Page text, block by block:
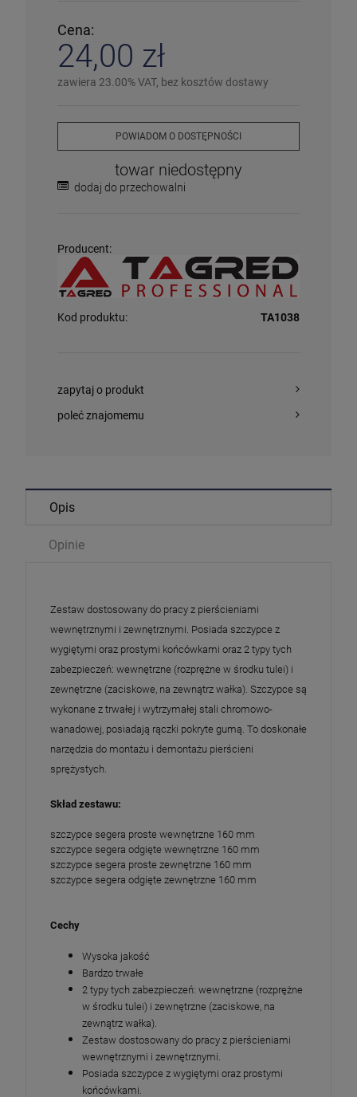
Wyprzedany
Na zamówienie – w ciągu 2-5 dni
Wycofany – produkt wycofany z oferty
Więcej informacji na temat statusów dostępności
Cena:
24,00 zł
zawiera 23.00% VAT, bez kosztów dostawy
POWIADOM O DOSTĘPNOŚCI
towar niedostępny
dodaj do przechowalni
Producent:
Kod produktu: TA1038
zapytaj o produkt
poleć znajomemu
Opis
Opinie
Zestaw dostosowany do pracy z pierścieniami
wewnętrznymi i zewnętrznymi. Posiada szczypce z
wygiętymi oraz prostymi końcówkami oraz 2 typy tych
zabezpieczeń: wewnętrzne (rozprężne w środku tulei) i
zewnętrzne (zaciskowe, na zewnątrz wałka). Szczypce są
wykonane z trwałej i wytrzymałej stali chromowo-
wanadowej, posiadają rączki pokryte gumą. To doskonałe
narzędzia do montażu i demontażu pierścieni
sprężystych.
Skład zestawu:
szczypce segera proste wewnętrzne 160 mm
szczypce segera odgięte wewnętrzne 160 mm
szczypce segera proste zewnętrzne 160 mm
szczypce segera odgięte zewnętrzne 160 mm
Cechy
Wysoka jakość
Bardzo trwałe
2 typy tych zabezpieczeń: wewnętrzne (rozprężne
w środku tulei) i zewnętrzne (zaciskowe, na
zewnątrz wałka).
Zestaw dostosowany do pracy z pierścieniami
wewnętrznymi i zewnętrznymi.
Posiada szczypce z wygiętymi oraz prostymi
końcówkami.